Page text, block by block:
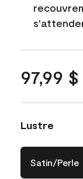
97,99
Lustre
Satin/Perle